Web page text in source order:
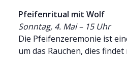
Pfeifenritual mit Wolf
Sonntag, 4. Mai – 15 Uhr
Die Pfeifenzeremonie ist
um das Rauchen, dies